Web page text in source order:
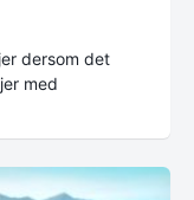
dersom det
med